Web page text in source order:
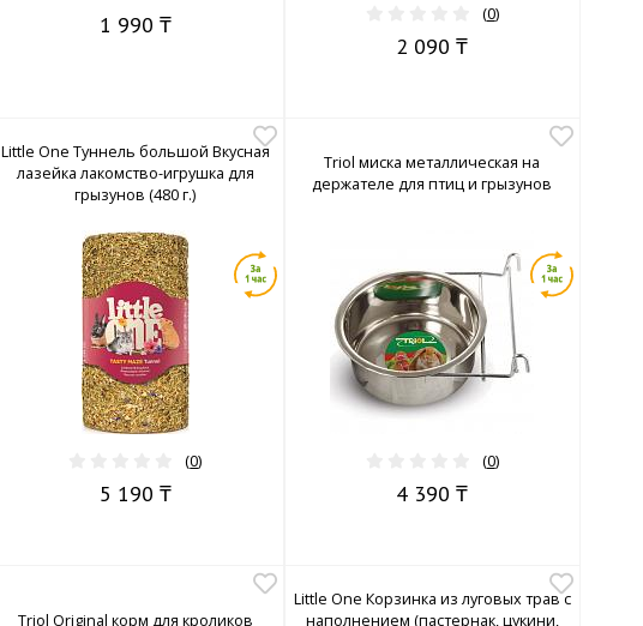
1 990 ₸ (0)
2 090 ₸
Little One Туннель большой Вкусная
лазейка лакомство-игрушка для
грызунов (480 г.)
(0)
5 190 ₸
Triol миска металлическая на
держателе для птиц и грызунов
(0)
4 390 ₸
Triol Original корм для кроликов
Little One Корзинка из луговых трав с
наполнением (пастернак, цукини,